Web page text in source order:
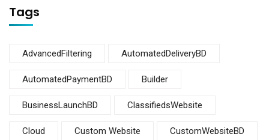
Tags
AdvancedFiltering AutomatedDeliveryBD
AutomatedPaymentBD Builder
BusinessLaunchBD ClassifiedsWebsite
Cloud Custom Website CustomWebsiteBD